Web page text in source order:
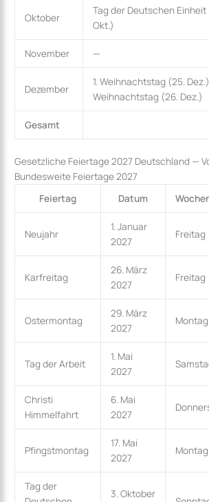
Oktober
Tag der Deutschen Einheit
Okt.)
November —
Dezember
1. Weihnachtstag (25. Dez.)
Weihnachtstag (26. Dez.)
Gesamt
Gesetzliche Feiertage 2027 Deutschland —
Bundesweite Feiertage 2027
Feiertag
Datum
Neujahr
1. Januar
2027
Freitag
Karfreitag
26. März
2027
Freitag
Ostermontag
29. März
2027
Montag
Tag der Arbeit
1. Mai
2027
Christi
Himmelfahrt
6. Mai
2027
Pfingstmontag
17. Mai
2027
Montag
Tag der
3. Oktober